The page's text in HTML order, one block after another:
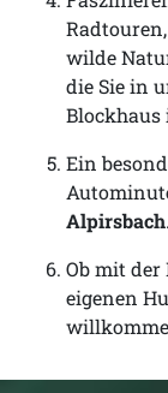
wilde
die Sie in
Blockhaus
Ein
Alpirsbach.
Ob mit
eigenen